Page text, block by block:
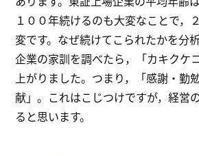
１００年続けるのも大変なことで，
変です。なぜ続けてこられたかを分
企業の家訓を調べたら，「カキクケ
上がりました。つまり，「感謝・勤
献」。これはこじつけですが，経営
ると思います。